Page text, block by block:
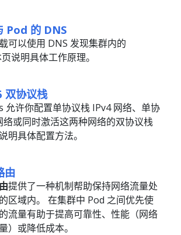
Pod 的 DNS
可以使用 DNS 发现集群内的
说明具体工作原理。
协议栈
允许你配置单协议栈 IPv4 网络、单协
络或同时激活这两种网络的双协议栈
明具体配置方法。
由
提供了一种机制帮助保持网络流量处
区域内。 在集群中 Pod 之间优先使
流量有助于提高可靠性、性能（网络
）或降低成本。